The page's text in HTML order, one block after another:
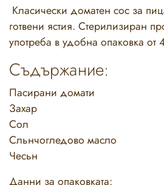
Класически доматен сос за
готвени ястия. Стерилизиран
употреба в удобна опаковка от
Съдържание:
Пасирани домати
Захар
Сол
Сльнчогледово масло
Чесьн
Данни за опаковката: